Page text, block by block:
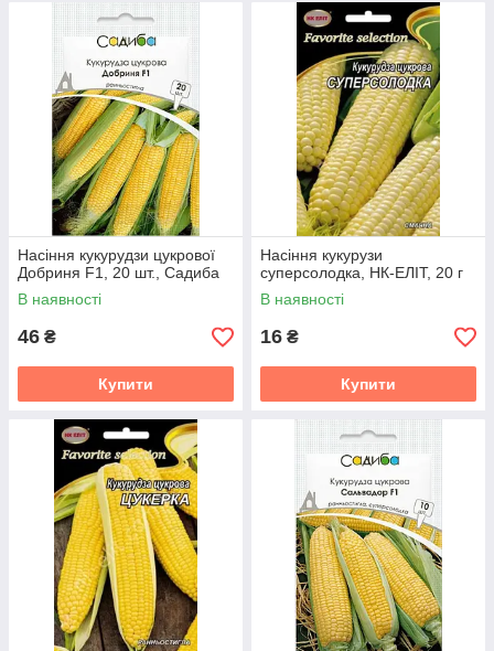
Насіння кукурудзи цукрової
Добриня F1, 20 шт., Садиба
В наявності
46 ₴
Купити
Насіння кукурузи
суперсолодка, НК-ЕЛІТ, 20 г
В наявності
16 ₴
Купити